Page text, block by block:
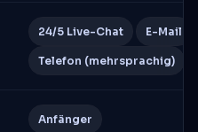
24/5 Live-Chat E-Mail
Telefon (mehrsprachig)
Anfänger